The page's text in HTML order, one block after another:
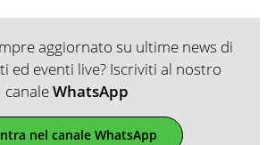
aggiornato su ultime news di
ed eventi live? Iscriviti al nostro
canaleWhatsApp
nel canale WhatsApp